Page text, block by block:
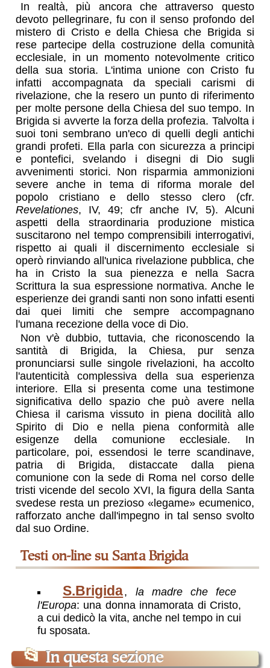
In realtà, più ancora che attraverso questo
devoto pellegrinare, fu con il senso profondo del
mistero di Cristo e della Chiesa che Brigida si
rese partecipe della costruzione della comunità
ecclesiale, in un momento notevolmente critico
della sua storia. L'intima unione con Cristo fu
infatti accompagnata da speciali carismi di
rivelazione, che la resero un punto di riferimento
per molte persone della Chiesa del suo tempo. In
Brigida si avverte la forza della profezia. Talvolta i
suoi toni sembrano un'eco di quelli degli antichi
grandi profeti. Ella parla con sicurezza a principi
e pontefici, svelando i disegni di Dio sugli
avvenimenti storici. Non risparmia ammonizioni
severe anche in tema di riforma morale del
popolo cristiano e dello stesso clero (cfr.
Revelationes, IV, 49; cfr anche IV, 5). Alcuni
aspetti della straordinaria produzione mistica
suscitarono nel tempo comprensibili interrogativi,
rispetto ai quali il discernimento ecclesiale si
operò rinviando all'unica rivelazione pubblica, che
ha in Cristo la sua pienezza e nella Sacra
Scrittura la sua espressione normativa. Anche le
esperienze dei grandi santi non sono infatti esenti
dai quei limiti che sempre accompagnano
l'umana recezione della voce di Dio.
Non v'è dubbio, tuttavia, che riconoscendo la
santità di Brigida, la Chiesa, pur senza
pronunciarsi sulle singole rivelazioni, ha accolto
l'autenticità complessiva della sua esperienza
interiore. Ella si presenta come una testimone
significativa dello spazio che può avere nella
Chiesa il carisma vissuto in piena docilità allo
Spirito di Dio e nella piena conformità alle
esigenze della comunione ecclesiale. In
particolare, poi, essendosi le terre scandinave,
patria di Brigida, distaccate dalla piena
comunione con la sede di Roma nel corso delle
tristi vicende del secolo XVI, la figura della Santa
svedese resta un prezioso «legame» ecumenico,
rafforzato anche dall'impegno in tal senso svolto
dal suo Ordine.
testi on-line su Santa Brigida
S.Brigida, la madre che fece
l'Europa: una donna innamorata di Cristo,
a cui dedicò la vita, anche nel tempo in cui
fu sposata.
📂 In questa sezione